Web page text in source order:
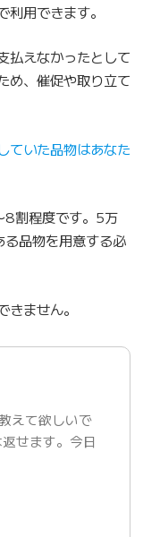
利用できます。
払えなかったとして
め、催促や取り立て
ていた品物はあなた
8割程度です。5万
品物を用意する必
ません。
えて欲しいで
せます。今日